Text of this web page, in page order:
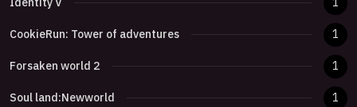
CookieRun: Tower of adventures
1
Forsaken world 2
1
Soul land:Newworld
1